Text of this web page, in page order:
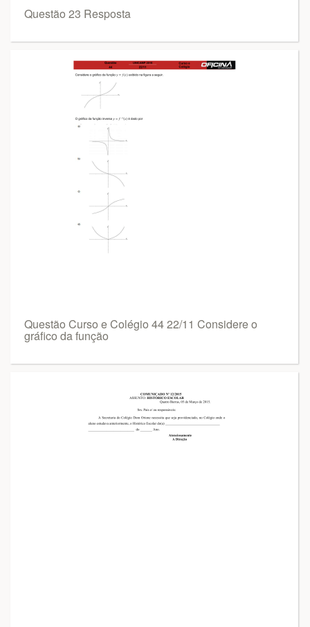
Questão 23 Resposta
Questão Curso e Colégio 44 22/11 Considere o
gráfico da função